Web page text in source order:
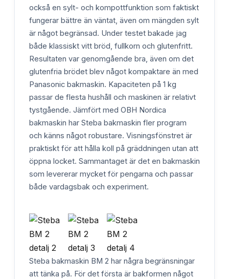
också en sylt- och kompottfunktion som faktiskt
fungerar bättre än väntat, även om mängden sylt
är något begränsad. Under testet bakade jag
både klassiskt vitt bröd, fullkorn och glutenfritt.
Resultaten var genomgående bra, även om det
glutenfria brödet blev något kompaktare än med
Panasonic bakmaskin. Kapaciteten på 1 kg
passar de flesta hushåll och maskinen är relativt
tystgående. Jämfört med OBH Nordica
bakmaskin har Steba bakmaskin fler program
och känns något robustare. Visningsfönstret är
praktiskt för att hålla koll på gräddningen utan att
öppna locket. Sammantaget är det en bakmaskin
som levererar mycket för pengarna och passar
både vardagsbak och experiment.
Steba bakmaskin BM 2 har några begränsningar
att tänka på. För det första är bakformen något